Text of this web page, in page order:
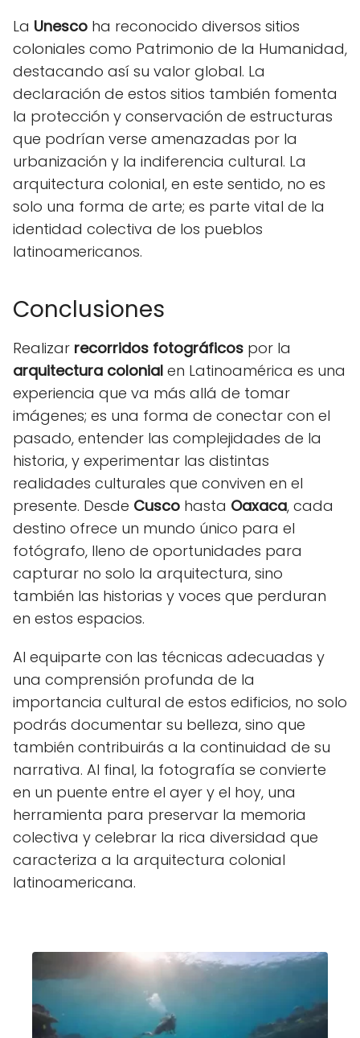
La Unesco ha reconocido diversos sitios
coloniales como Patrimonio de la Humanidad,
destacando así su valor global. La
declaración de estos sitios también fomenta
la protección y conservación de estructuras
que podrían verse amenazadas por la
urbanización y la indiferencia cultural. La
arquitectura colonial, en este sentido, no es
solo una forma de arte; es parte vital de la
identidad colectiva de los pueblos
latinoamericanos.
Conclusiones
Realizar recorridos fotográficos por la
arquitectura colonial en Latinoamérica es una
experiencia que va más allá de tomar
imágenes; es una forma de conectar con el
pasado, entender las complejidades de la
historia, y experimentar las distintas
realidades culturales que conviven en el
presente. Desde Cusco hasta Oaxaca, cada
destino ofrece un mundo único para el
fotógrafo, lleno de oportunidades para
capturar no solo la arquitectura, sino
también las historias y voces que perduran
en estos espacios.
Al equiparte con las técnicas adecuadas y
una comprensión profunda de la
importancia cultural de estos edificios, no solo
podrás documentar su belleza, sino que
también contribuirás a la continuidad de su
narrativa. Al final, la fotografía se convierte
en un puente entre el ayer y el hoy, una
herramienta para preservar la memoria
colectiva y celebrar la rica diversidad que
caracteriza a la arquitectura colonial
latinoamericana.